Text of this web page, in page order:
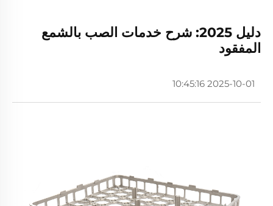
دليل 2025: شرح خدمات الصب بالشمع
المفقود
2025-10-01 10:45:16